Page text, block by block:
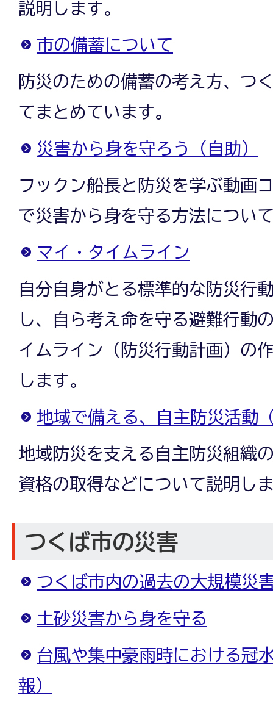
説明します。
市の備蓄について
防災のための備蓄の考え方、つ
てまとめています。
災害から身を守ろう（自助）
フックン船長と防災を学ぶ動画
で災害から身を守る方法につい
マイ・タイムライン
自分自身がとる標準的な防災行
し、自ら考え命を守る避難行動
イムライン（防災行動計画）の
します。
地域で備える、自主防災活動
地域防災を支える自主防災組織
資格の取得などについて説明し
つくば市の災害
つくば市内の過去の大規模災
土砂災害から身を守る
台風や集中豪雨時における冠
報）